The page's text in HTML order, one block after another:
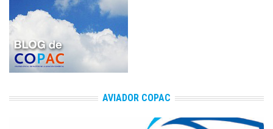
AVIADOR COPAC